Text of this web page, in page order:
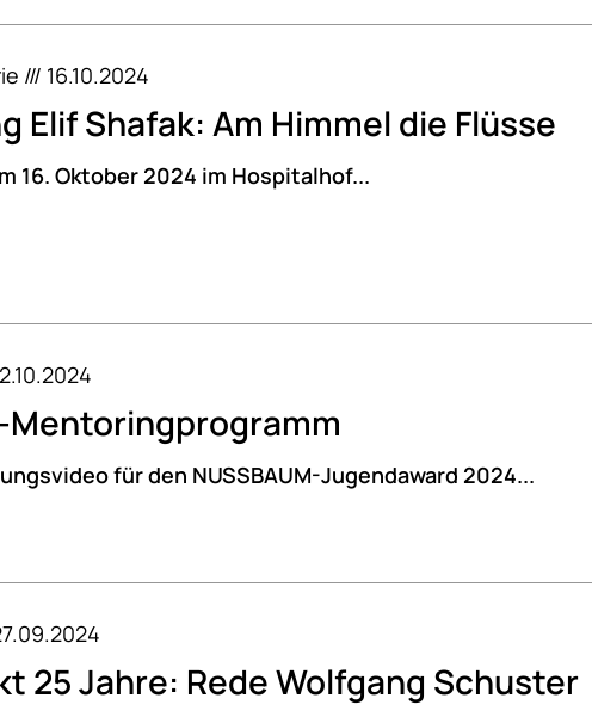
/// 16.10.2024
Elif Shafak: Am Himmel die Flüsse
16. Oktober 2024 im Hospitalhof...
Mentoringprogramm
für den NUSSBAUM-Jugendaward 2024...
25 Jahre: Rede Wolfgang Schuster